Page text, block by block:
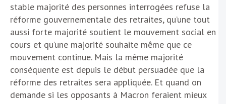
stable majorité des personnes interrogées refuse la
réforme gouvernementale des retraites, qu’une tout
aussi forte majorité soutient le mouvement social en
cours et qu’une majorité souhaite même que ce
mouvement continue. Mais la même majorité
conséquente est depuis le début persuadée que la
réforme des retraites sera appliquée. Et quand on
demande si les opposants à Macron feraient mieux